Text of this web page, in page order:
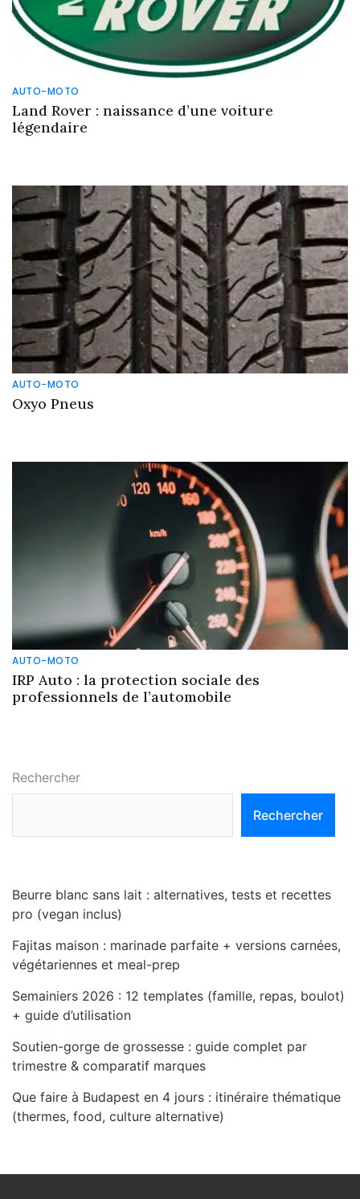
AUTO-MOTO
Land Rover : naissance d’une voiture
légendaire
AUTO-MOTO
Oxyo Pneus
AUTO-MOTO
IRP Auto : la protection sociale des
professionnels de l’automobile
Rechercher
Rechercher
Beurre blanc sans lait : alternatives, tests et recettes
pro (vegan inclus)
Fajitas maison : marinade parfaite + versions carnées,
végétariennes et meal-prep
Semainiers 2026 : 12 templates (famille, repas, boulot)
+ guide d’utilisation
Soutien-gorge de grossesse : guide complet par
trimestre & comparatif marques
Que faire à Budapest en 4 jours : itinéraire thématique
(thermes, food, culture alternative)